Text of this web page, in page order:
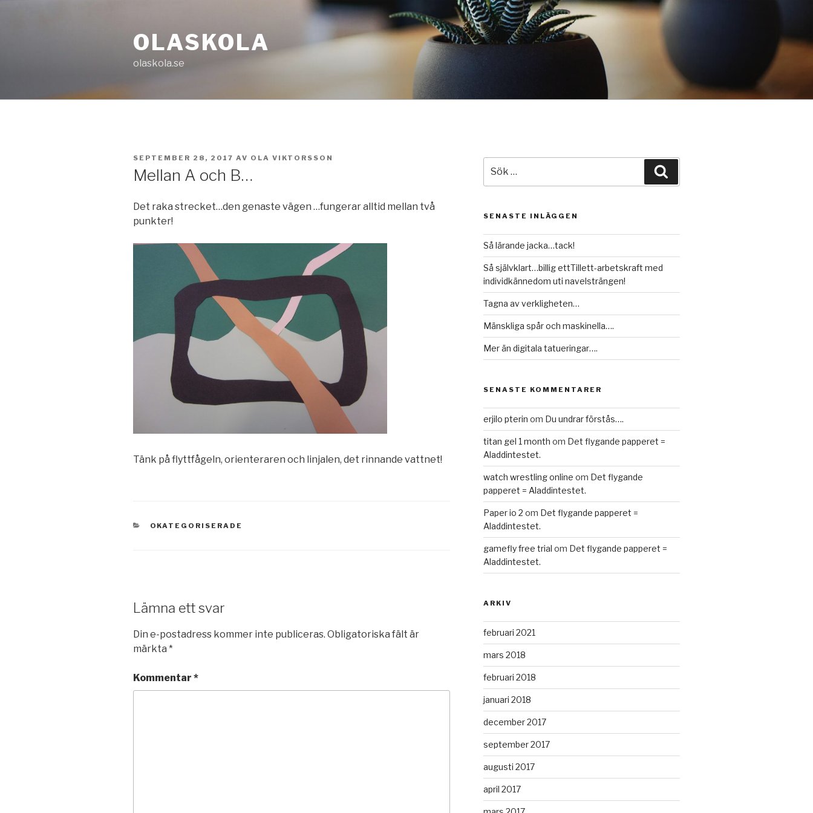
OLASKOLA
olaskola.se
PUBLICERAT
SEPTEMBER 28, 2017 AV OLA VIKTORSSON
Mellan A och B…
Det raka strecket…den genaste vägen …fungerar alltid mellan två
punkter!
Tänk på flyttfågeln, orienteraren och linjalen, det rinnande vattnet!
KATEGORIER
OKATEGORISERADE
Lämna ett svar
Din e-postadress kommer inte publiceras. Obligatoriska fält är
märkta *
Kommentar *
efter:
SENASTE INLÄGGEN
Så lärande jacka…tack!
Så självklart…billig ettTillett-arbetskraft med
individkännedom uti navelsträngen!
Tagna av verkligheten…
Mänskliga spår och maskinella….
Mer än digitala tatueringar….
SENASTE KOMMENTARER
erjilo pterin om Du undrar förstås….
titan gel 1 month om Det flygande papperet =
Aladdintestet.
watch wrestling online om Det flygande
papperet = Aladdintestet.
Paper io 2 om Det flygande papperet =
Aladdintestet.
gamefly free trial om Det flygande papperet =
Aladdintestet.
ARKIV
februari 2021
mars 2018
februari 2018
januari 2018
december 2017
september 2017
augusti 2017
april 2017